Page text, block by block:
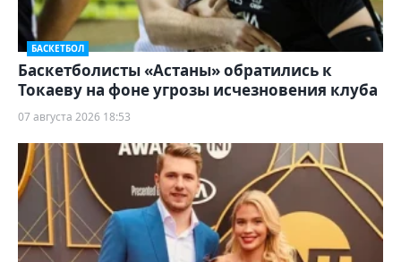
БАСКЕТБОЛ
Баскетболисты «Астаны» обратились к
Токаеву на фоне угрозы исчезновения клуба
07 августа 2026 18:53